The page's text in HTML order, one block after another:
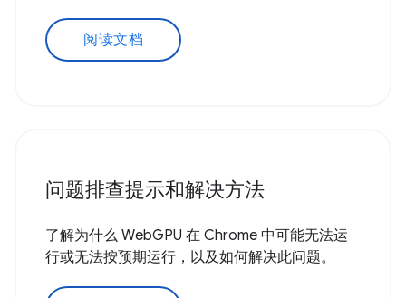
阅读文档
问题排查提示和解决方法
了解为什么 WebGPU 在 Chrome 中可能无法运
行或无法按预期运行，以及如何解决此问题。